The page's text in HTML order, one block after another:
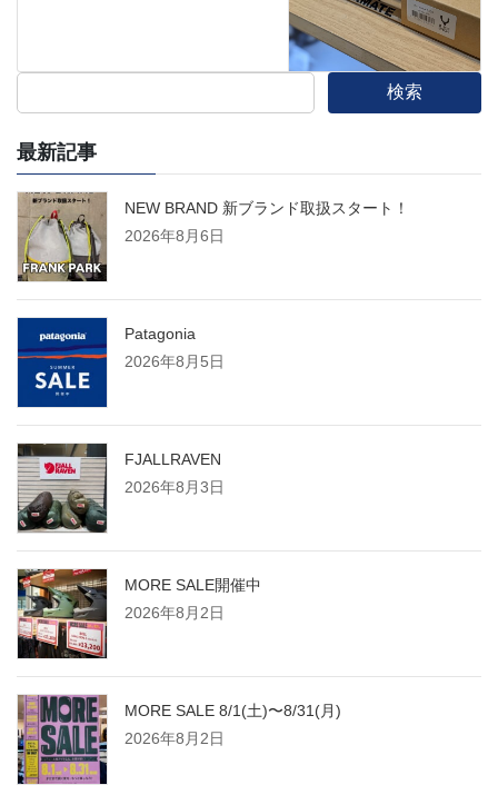
検索
最新記事
NEW BRAND 新ブランド取扱スタート！
2026年8月6日
Patagonia
2026年8月5日
FJALLRAVEN
2026年8月3日
MORE SALE開催中
2026年8月2日
MORE SALE 8/1(土)〜8/31(月)
2026年8月2日